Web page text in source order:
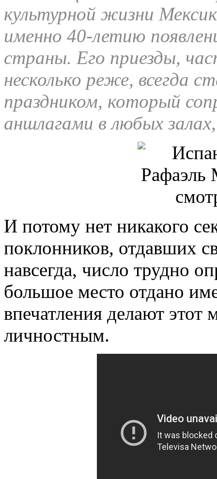
культурной жизни
именно 40-летию
страны. Его приезды,
несколько реже, всегда
праздником, который
аншлагами в любых залах,
И потому нет никакого
поклонников, отдавших
навсегда, число трудно
большое место отдано
впечатления делают этот
личностным.